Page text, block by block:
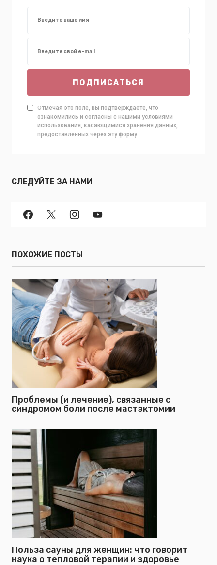
ПОДПИСАТЬСЯ
Отмечая это поле, вы подтверждаете, что
ознакомились и согласны с нашими условиями
использования, касающимися хранения данных,
предоставленных через эту форму.
СЛЕДУЙТЕ ЗА НАМИ
ПОХОЖИЕ ПОСТЫ
Проблемы (и лечение), связанные с
синдромом боли после мастэктомии
Польза сауны для женщин: что говорит
наука о тепловой терапии и здоровье